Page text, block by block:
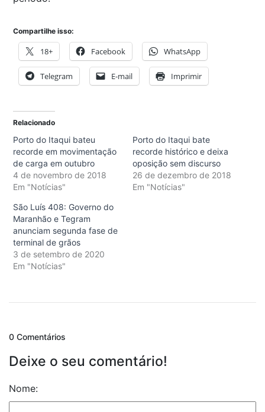
Compartilhe isso:
18+ Facebook WhatsApp
Telegram E-mail Imprimir
Relacionado
Porto do Itaqui bateu
recorde em movimentação
de carga em outubro
4 de novembro de 2018
Em "Notícias"
Porto do Itaqui bate
recorde histórico e deixa
oposição sem discurso
26 de dezembro de 2018
Em "Notícias"
São Luís 408: Governo do
Maranhão e Tegram
anunciam segunda fase de
terminal de grãos
3 de setembro de 2020
Em "Notícias"
0 Comentários
Deixe o seu comentário!
Nome: